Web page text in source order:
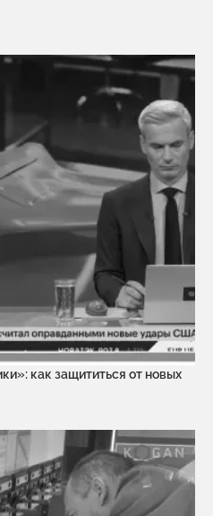
как защититься от новых